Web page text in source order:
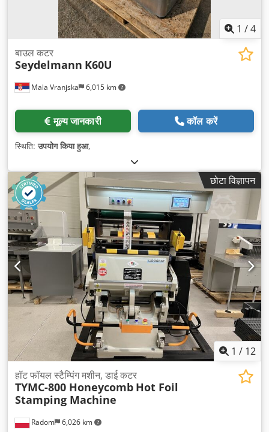
1 /4
Mala Vranjska 6,015 km
बाउल कटर
Seydelmann K60U
मूल्य जानकारी कॉल करें
स्थिति:उपयोग किया हुआ,
छोटा विज्ञापन
1 / 12
Radom 6,026 km
हॉट फॉयल स्टैम्पिंग मशीन, डाई कटर
TYMC-800 Honeycomb Hot Foil
Stamping Machine